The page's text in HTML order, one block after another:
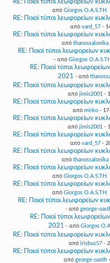
RE: Ποιοί τύποι λεωφορείων
από Giorgos O.A.S.TH.
RE: Ποιοί τύποι λεωφορείων
από vard_57-
RE: Ποιοί τύποι λεωφορείων
από thanossalonika
RE: Ποιοί τύποι λεωφορείων
- από Giorgos
RE: Ποιοί τύποι
2021 - από
RE: Ποιοί τύποι λεωφορείων
από jimis2001 -
RE: Ποιοί τύποι λεωφορείων
από mirko-
RE: Ποιοί τύποι λεωφορείων
από jimis2001 -
RE: Ποιοί τύποι λεωφορείων
από vard_57-
RE: Ποιοί τύποι λεωφορείων
από thanossalonika
RE: Ποιοί τύποι λεωφορείων
από Giorgos O.A.S.TH.
RE: Ποιοί τύποι λεωφορείων
από Giorgos O.A.S.TH.
RE: Ποιοί τύποι λεωφορείων
- από george-
RE: Ποιοί τύποι
2021 - από Giorgos
RE: Ποιοί τύποι λεωφορείων
από irisbus57-
RE: Ποιοί τύποι λεωφορείων
από george-oasth-